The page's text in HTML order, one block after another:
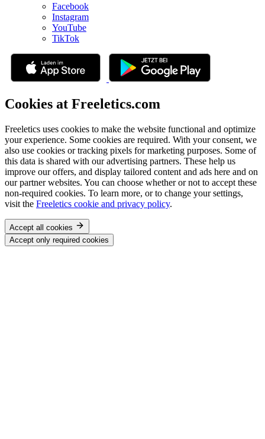
Facebook
Instagram
YouTube
TikTok
Cookies at Freeletics.com
Freeletics uses cookies to make the website functional and optimize
your experience. Some cookies are required. With your consent, we
also use cookies or tracking pixels for marketing purposes. Some of
this data is shared with our advertising partners. These help us
improve our offers, and display tailored content and ads here and on
our partner websites. You can choose whether or not to accept these
non-required cookies. To learn more, or to change your settings,
visit the Freeletics cookie and privacy policy.
Accept all cookies
Accept only required cookies